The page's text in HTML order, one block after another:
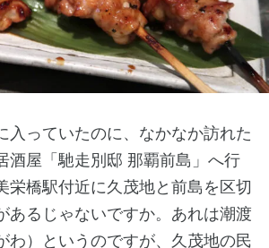
入っていたのに、なかなか訪れた
酒屋「馳走別邸 那覇前島」へ行
栄橋駅付近に久茂地と前島を区切
あるじゃないですか。あれは潮渡
わ）というのですが、久茂地の民